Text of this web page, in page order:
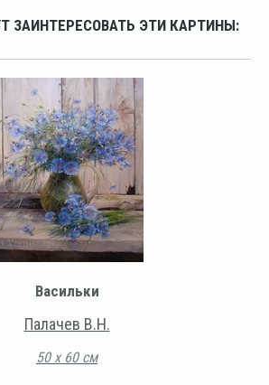
ЗАИНТЕРЕСОВАТЬ ЭТИ КАРТИНЫ:
Васильки
Палачев В.Н.
50 х 60 см